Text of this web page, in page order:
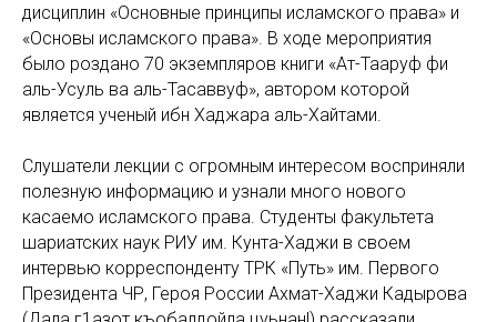
дисциплин «Основные принципы исламского права» и
«Основы исламского права». В ходе мероприятия
было роздано 70 экземпляров книги «Ат-Тааруф фи
аль-Усуль ва аль-Тасаввуф», автором которой
является ученый ибн Хаджара аль-Хайтами.
Слушатели лекции с огромным интересом восприняли
полезную информацию и узнали много нового
касаемо исламского права. Студенты факультета
шариатских наук РИУ им. Кунта-Хаджи в своем
интервью корреспонденту ТРК «Путь» им. Первого
Президента ЧР, Героя России Ахмат-Хаджи Кадырова